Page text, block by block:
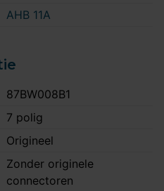
AHB 11A
87BW008B1
7 polig
Origineel
Zonder originele
connectoren